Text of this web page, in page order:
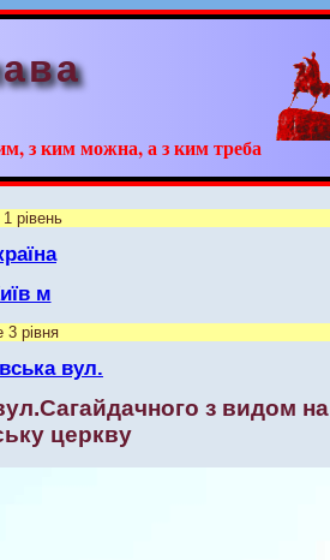
з ким можна, а з ким треба
рівень
м
3 рівня
вул.
з видом на
церкву